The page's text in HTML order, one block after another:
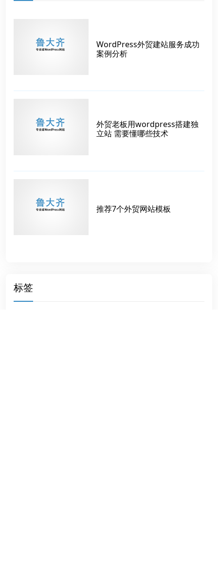
WordPress外贸建站服务成功
案例分析
外贸老板用wordpress搭建独
立站 需要懂哪些技术
推荐7个外贸网站模板
标签